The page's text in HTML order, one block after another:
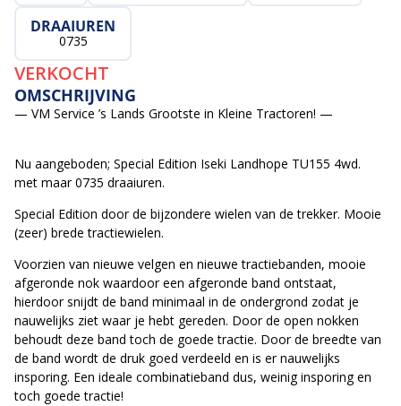
DRAAIUREN
0735
VERKOCHT
OMSCHRIJVING
— VM Service ’s Lands Grootste in Kleine Tractoren! —
Nu aangeboden; Special Edition Iseki Landhope TU155 4wd.
met maar 0735 draaiuren.
Special Edition door de bijzondere wielen van de trekker. Mooie
(zeer) brede tractiewielen.
Voorzien van nieuwe velgen en nieuwe tractiebanden, mooie
afgeronde nok waardoor een afgeronde band ontstaat,
hierdoor snijdt de band minimaal in de ondergrond zodat je
nauwelijks ziet waar je hebt gereden. Door de open nokken
behoudt deze band toch de goede tractie. Door de breedte van
de band wordt de druk goed verdeeld en is er nauwelijks
insporing. Een ideale combinatieband dus, weinig insporing en
toch goede tractie!